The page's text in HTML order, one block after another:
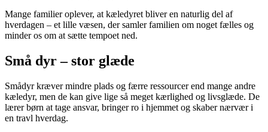
Mange familier oplever, at kæledyret bliver en naturlig del af
hverdagen – et lille væsen, der samler familien om noget fælles og
minder os om at sætte tempoet ned.
Små dyr – stor glæde
Smådyr kræver mindre plads og færre ressourcer end mange andre
kæledyr, men de kan give lige så meget kærlighed og livsglæde. De
lærer børn at tage ansvar, bringer ro i hjemmet og skaber nærvær i
en travl hverdag.